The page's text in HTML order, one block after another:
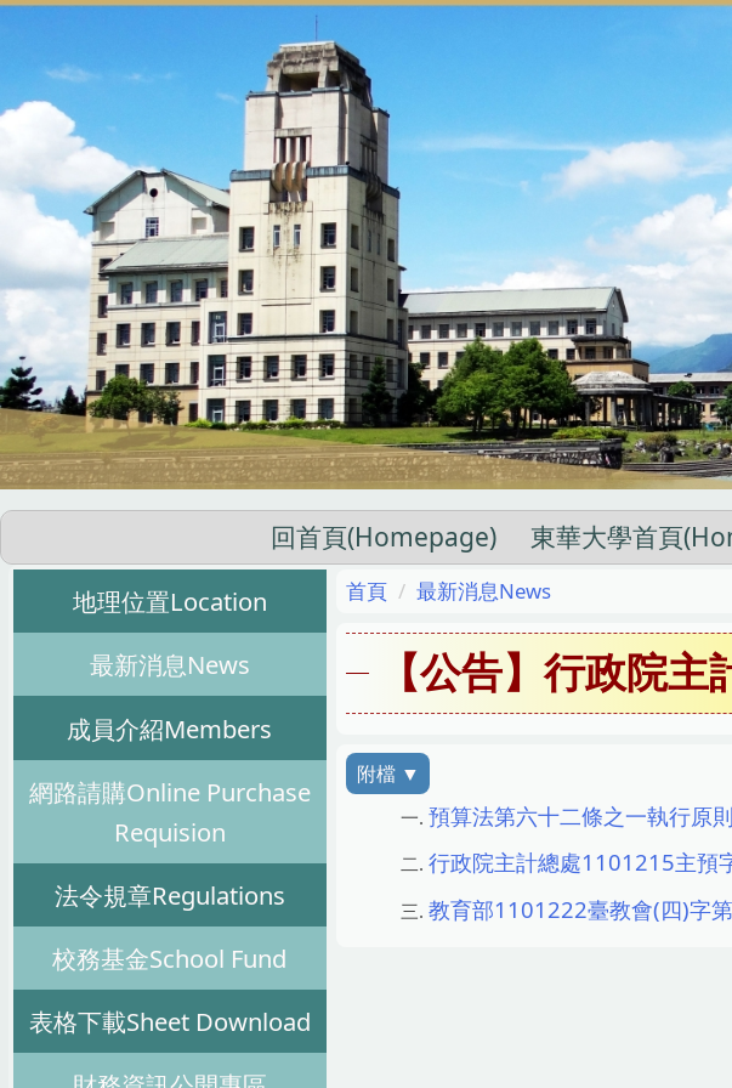
要
容
回首頁(Homepage) 東華大學首頁
地理位置Location
最新消息News
成員介紹Members
網路請購Online Purchase
Requision
法令規章Regulations
校務基金School Fund
表格下載Sheet Download
首頁 最新消息News
【公告】行政院
預算法第六十二條之一執行原
行政院主計總處1101215主
教育部1101222臺教會(四)字